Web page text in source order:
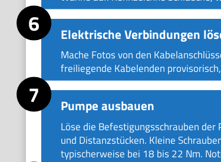
Elektrische Verbindungen
Mache Fotos von den
freiliegende Kabelenden
Pumpe ausbauen
Löse die Befestigungsschrauben
und Distanzstücken. Kleine
typischerweise bei 18 bis 22 Nm.